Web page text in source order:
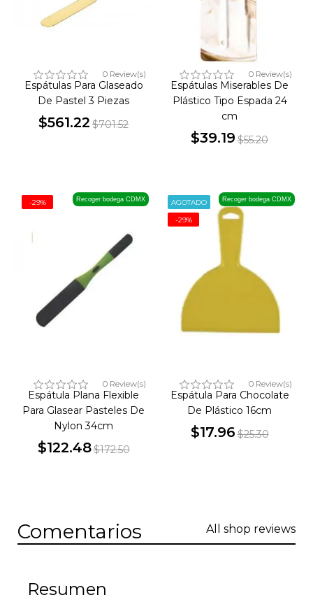
0 Review(s)
Espátulas Para Glaseado
De Pastel 3 Piezas
$561.22 $701.52
0 Review(s)
Espátulas Miserables De
Plástico Tipo Espada 24
cm
$39.19 $55.20
Recoger bodega CDMX
0 Review(s)
Espátula Plana Flexible
Para Glasear Pasteles De
Nylon 34cm
$122.48$172.50
-29% Recoger bodega CDMX
0 Review(s)
Espátula Para Chocolate
De Plástico 16cm
$17.96$25.30
AGOTADO
-29%
Comentarios All shop reviews
Resumen